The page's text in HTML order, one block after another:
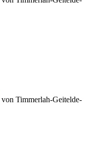
von Timmerlah-Geitelde-